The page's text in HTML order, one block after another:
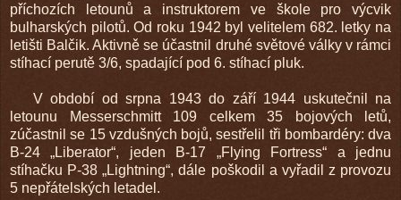
příchozích letounů a instruktorem ve škole pro výcvik
bulharských pilotů. Od roku 1942 byl velitelem 682. letky na
letišti Balčik. Aktivně se účastnil druhé světové války v rámci
stíhací perutě 3/6, spadající pod 6. stíhací pluk.
V období od srpna 1943 do září 1944 uskutečnil na
letounu Messerschmitt 109 celkem 35 bojových letů,
zúčastnil se 15 vzdušných bojů, sestřelil tři bombardéry: dva
B-24 „Liberator“, jeden B-17 „Flying Fortress“ a jednu
stíhačku P-38 „Lightning“, dále poškodil a vyřadil z provozu
5 nepřátelských letadel.